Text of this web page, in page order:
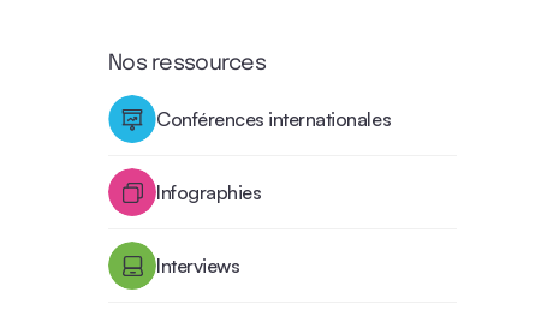
Nos ressources
Conférences internationales
Infographies
Interviews